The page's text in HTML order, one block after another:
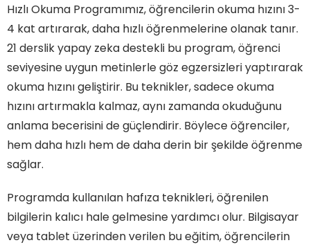
Hızlı Okuma Programımız, öğrencilerin okuma hızını 3-
4 kat artırarak, daha hızlı öğrenmelerine olanak tanır.
21 derslik yapay zeka destekli bu program, öğrenci
seviyesine uygun metinlerle göz egzersizleri yaptırarak
okuma hızını geliştirir. Bu teknikler, sadece okuma
hızını artırmakla kalmaz, aynı zamanda okuduğunu
anlama becerisini de güçlendirir. Böylece öğrenciler,
hem daha hızlı hem de daha derin bir şekilde öğrenme
sağlar.
Programda kullanılan hafıza teknikleri, öğrenilen
bilgilerin kalıcı hale gelmesine yardımcı olur. Bilgisayar
veya tablet üzerinden verilen bu eğitim, öğrencilerin